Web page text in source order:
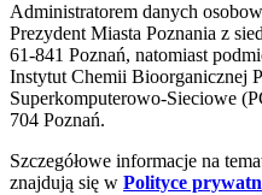
Administratorem danych
Prezydent Miasta Poznania z
61-841 Poznań, natomiast
Instytut Chemii Bioorganicznej
Superkomputerowo-Sieciowe
704 Poznań.
Szczegółowe informacje na
znajdują się w Polityce